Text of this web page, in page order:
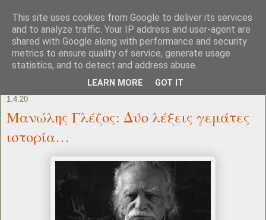
1.4.20
Μανώλης Γλέζος: Δύο λέξεις γεμάτες
ιστορία…
This site uses cookies from Google to deliver its services
and to analyze traffic. Your IP address and user-agent are
shared with Google along with performance and security
metrics to ensure quality of service, generate usage
statistics, and to detect and address abuse.
LEARN MORE GOT IT